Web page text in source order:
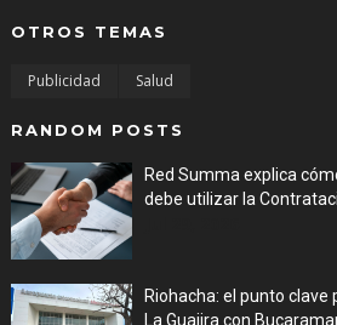
OTROS TEMAS
Publicidad Salud
RANDOM POSTS
Red Summa explica
debe utilizar la
Riohacha: el punto clave
La Guajira con